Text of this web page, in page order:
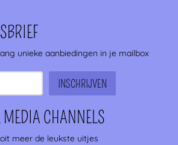
unieke aanbiedingen in je mailbox
CHANNELS
meer de leukste uitjes